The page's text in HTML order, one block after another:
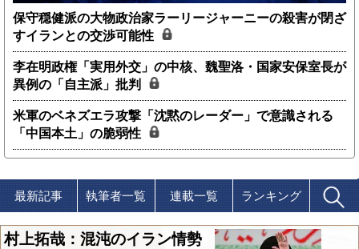
保守穏健派の大物政治家ラーリージャーニーの殺害が閉ざ
すイランとの交渉可能性
李在明政権「実用外交」の中核、魏聖洛・国家安保室長が
異例の「自主派」批判
米軍のベネズエラ攻撃「沈黙のレーダー」で意識される
「中国本土」の脆弱性
最新記事 執筆者一覧 連載一覧 ランキング
村上拓哉：混沌のイラン情勢